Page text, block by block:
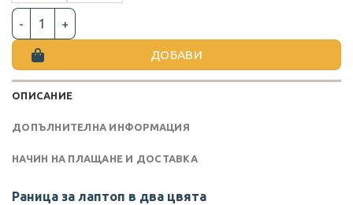
количество за РАНИЦА ЗА ЛАПТОП В ДВА ЦВЯТА
ДОБАВИ
ОПИСАНИЕ
ДОПЪЛНИТЕЛНА ИНФОРМАЦИЯ
НАЧИН НА ПЛАЩАНЕ И ДОСТАВКА
Раница за лаптоп в два цвята